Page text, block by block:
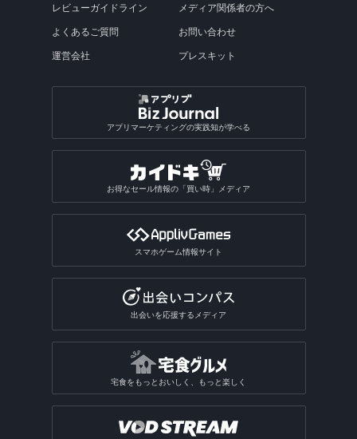
ストレス発散ゲームアプリ
料理・食べ物系ゲームアプリ
格闘技・武道ゲームアプリ
卓球ゲームアプリ
バドミントンゲームアプリ
バレーゲームアプリ
ビリヤードゲームアプリ
運試しゲームアプリ
チンチロリンアプリ
テトリス系ゲームアプリ
ぷよぷよ系ゲームアプリ
2048系ゲームアプリ
パズルボブル系ゲームアプリ
モンスト系ゲームアプリ
不思議のダンジョン系アプリ
3Dサンドボックスアプリ
クラロワ系対戦ゲームアプリ
Steamゲームをスマホでアプリ
キャラクターメモアプリ
インターネットアプリ
VRアプリ
SPI対策アプリ
就活アプリ
バイト探しアプリ
インターンアプリ
人材派遣求人情報アプリ
子育てSNSアプリ
SNS一括投稿アプリ
匿名SNSアプリ
アバターSNSアプリ
テキスト読み上げアプリ
駅構内案内アプリ
フライトレーダーアプリ
道路交通情報アプリ
翻訳アプリ
図鑑アプリ総合
魚図鑑アプリ
昆虫図鑑アプリ
楽器演奏アプリ
作曲アプリ
音楽SNSアプリ
ラジオ録音アプリ
小説アプリ
読書記録・本棚管理アプリ
占いアプリ総合
星座占いアプリ
四柱推命アプリ
動物占いアプリ
おみくじアプリ
おもしろい診断アプリ
おもしろい診断アプリ総合
性格診断アプリ
ギャンブルアプリ総合
宝くじアプリ
公営ギャンブルアプリ
芸術・文化アプリ
芸術鑑賞アプリ
サブカルチャーアプリ
VTuberアプリ
テレビアプリ
テレビアプリ総合
TV番組表アプリ
テレビリモコンアプリ
オタクアプリ総合
動画撮影アプリ
写真修正アプリ
写真合成アプリ
おもしろ加工アプリ
誕生日動画アプリ
盛れるビデオカメラアプリ
動画ファイル形式変換アプリ
動画モザイクアプリ
動画分割アプリ
動画に文字を入れるアプリ
写真を動画にするアプリ
動画を写真にするアプリ
写真共有アプリ
同じ写真を探すアプリ
動画スロー再生・早送りアプリ
壁紙のダウンロードアプリ
レビューガイドライン
よくあるご質問
運営会社
メディア関係者の方へ
お問い合わせ
プレスキット
アプリマーケティングの実践知が学べる
お得なセール情報の「買い時」メディア
スマホゲーム情報サイト
出会いを応援するメディア
宅食をもっとおいしく、もっと楽しく